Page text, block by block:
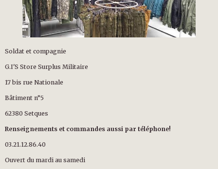
Soldat et compagnie
G.I'S Store Surplus Militaire
17 bis rue Nationale
Bâtiment n°5
62380 Setques
Renseignements et commandes aussi par téléphone!
03.21.12.86.40
Ouvert du mardi au samedi